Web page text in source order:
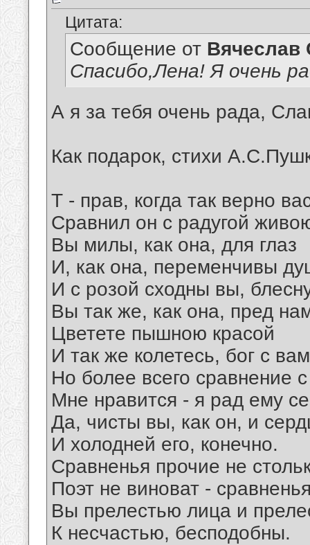
Цитата:
Сообщение от Вячеслав
Спасибо,Лена! Я очень
А я за тебя очень рада,
Как подарок, стихи
Т - прав, когда так верно
Сравнил он с радугой
Вы милы, как она, для глаз
И, как она, переменчивы
И с розой сходны вы,
Вы так же, как она, пред
Цветете пышною красой
И так же колетесь, бог с
Но более всего сравнение
Мне нравится - я рад ему
Да, чисты вы, как он, и
И холодней его, конечно.
Сравненья прочие не
Поэт не виноват -
Вы прелестью лица и
К несчастью, бесподобны.